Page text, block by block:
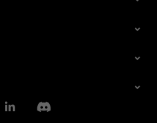
LinkedinDiscord